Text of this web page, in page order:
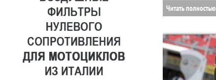
Читать полностью